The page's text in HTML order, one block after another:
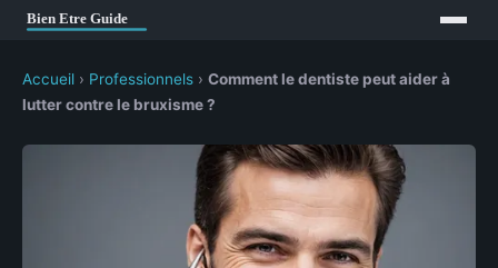
Accueil › Professionnels › Comment le dentiste peut aider à
lutter contre le bruxisme ?